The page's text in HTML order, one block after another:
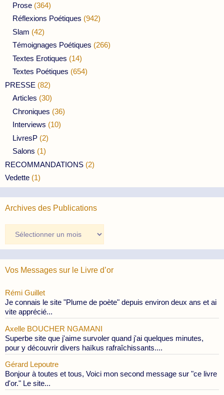
Prose (364)
Réflexions Poétiques (942)
Slam (42)
Témoignages Poétiques (266)
Textes Erotiques (14)
Textes Poétiques (654)
PRESSE (82)
Articles (30)
Chroniques (36)
Interviews (10)
LivresP (2)
Salons (1)
RECOMMANDATIONS (2)
Vedette (1)
Archives des Publications
des
Publications
Vos Messages sur le Livre d’or
Rémi Guillet
Je connais le site "Plume de poète" depuis environ deux ans et ai
vite apprécié...
Axelle BOUCHER NGAMANI
Superbe site que j'aime survoler quand j'ai quelques minutes,
pour y découvrir divers haïkus rafraîchissants....
Gérard Lepoutre
Bonjour à toutes et tous, Voici mon second message sur "ce livre
d'or." Le site...